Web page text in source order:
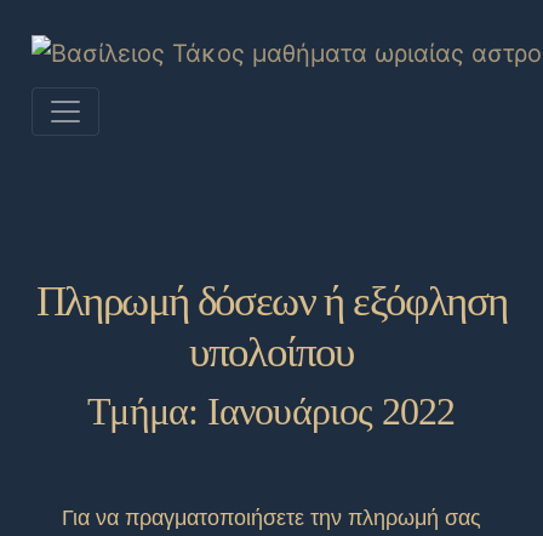
Πληρωμή δόσεων ή εξόφληση
υπολοίπου
Τμήμα: Ιανουάριος 2022
Για να πραγματοποιήσετε την πληρωμή σας